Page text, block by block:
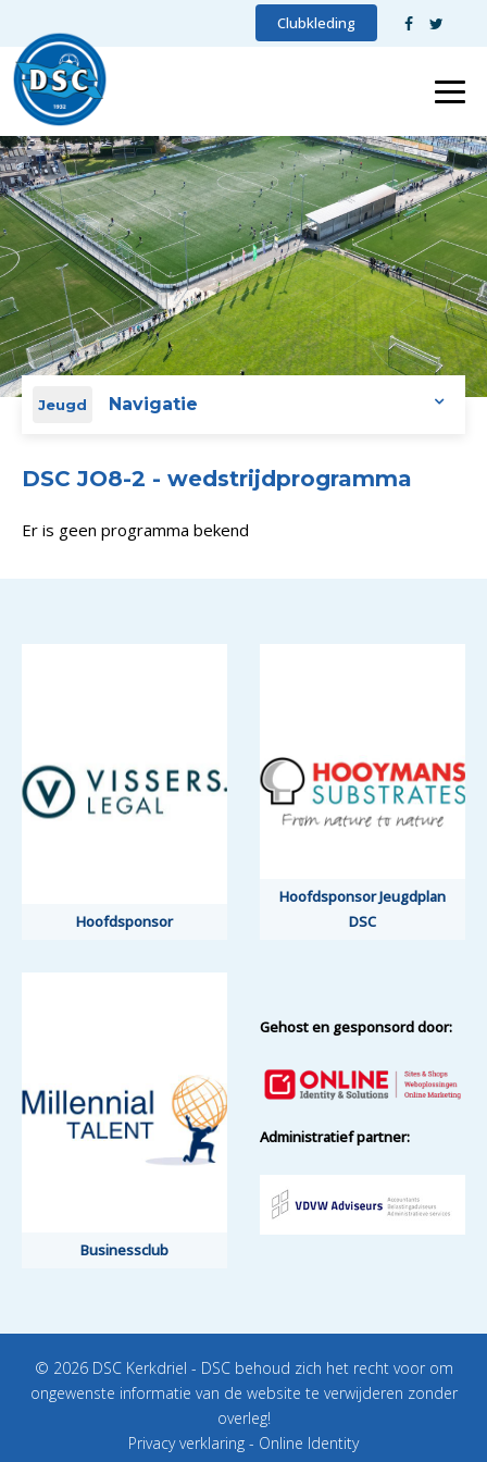
Clubkleding
Jeugd Navigatie
DSC JO8-2 - wedstrijdprogramma
Er is geen programma bekend
Hoofdsponsor
Hoofdsponsor Jeugdplan
DSC
Businessclub
Gehost en gesponsord door:
Administratief partner:
© 2026 DSC Kerkdriel - DSC behoud zich het recht voor om
ongewenste informatie van de website te verwijderen zonder
overleg!
Privacy verklaring - Online Identity